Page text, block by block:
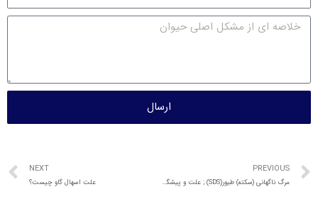
ارسال
PREVIOUS
مرگ ناگهانی (سکته) طیور(SDS) ; علت و پیشگیری
NEXT
علت اسهال گاو چیست؟